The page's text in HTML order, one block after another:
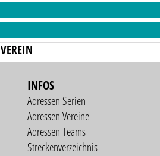
VEREIN
INFOS
Adressen Serien
Adressen Vereine
Adressen Teams
Streckenverzeichnis